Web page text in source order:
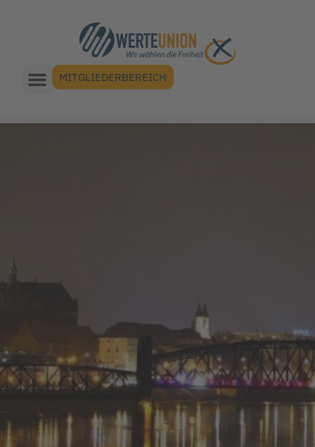
MITGLIEDERBEREICH